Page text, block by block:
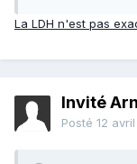
La LDH n'est pas
Invité
Posté 12